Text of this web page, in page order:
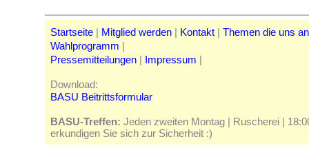
Startseite | Mitglied werden | Kontakt | Themen die uns
Wahlprogramm |
Pressemitteilungen | Impressum |
Download:
BASU Beitrittsformular
BASU-Treffen: Jeden zweiten Montag | Ruscherei |
erkundigen Sie sich zur Sicherheit :)